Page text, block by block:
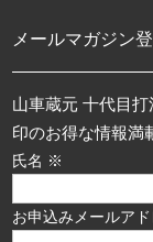
メールマガジン
山車蔵元 十代目
印のお得な情報満
氏名 ※
お申込みメールア